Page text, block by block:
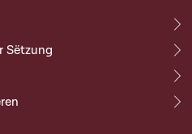
Sëtzung